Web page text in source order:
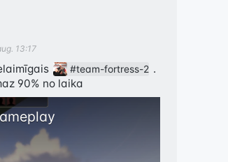
13:17
#team-fortress-2 .
90% no laika